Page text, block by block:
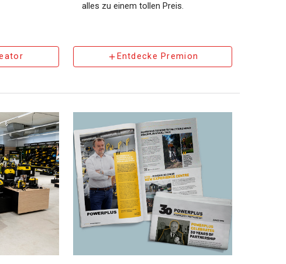
alles zu einem tollen Preis.
Entdecke Premion